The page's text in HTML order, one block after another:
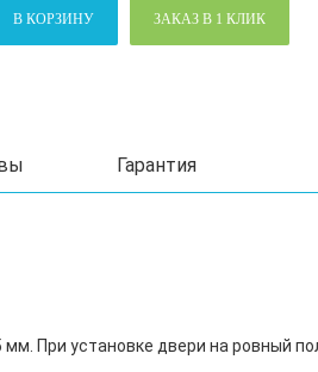
В КОРЗИНУ ЗАКАЗ В 1 КЛИК
Гарантия
При установке двери на ровный